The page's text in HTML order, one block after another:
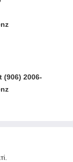
(906) 2006-